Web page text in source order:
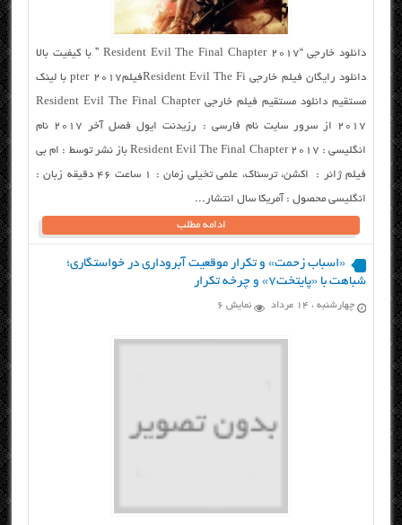
دانلود خارجی “Resident Evil The Final Chapter 2017 ” با کیفیت بالا
دانلود رایگان فیلم خارجی Resident Evil The Fiفیلمpter 2017 با لینک
مستقیم دانلود مستقیم فیلم خارجی Resident Evil The Final Chapter
2017 از سرور سایت نام فارسی : رزیدنت ایول فصل آخر ۲۰۱۷ نام
انگلیسی : Resident Evil The Final Chapter 2017 باز نشر توسط : ام بی
فیلم ژانر : اکشن، ترسناک، علمی تخیلی زمان : ۱ ساعت ۴۶ دقیقه زبان :
انگلیسی محصول : آمریکا سال انتشار...
ادامه مطلب
«اسباب زحمت» و تکرار موقعیت آبروداری در خواستگاری؛
شباهت با «پایتخت۷» و چرخه تکرار
چهارشنبه ، ۱۴ مرداد نمایش 6